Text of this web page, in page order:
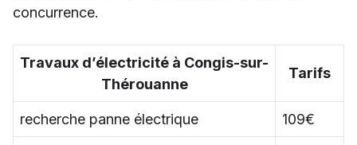
concurrence.
Travaux d’électricité à Congis-sur-
Thérouanne
Tarifs
recherche panne électrique 109€